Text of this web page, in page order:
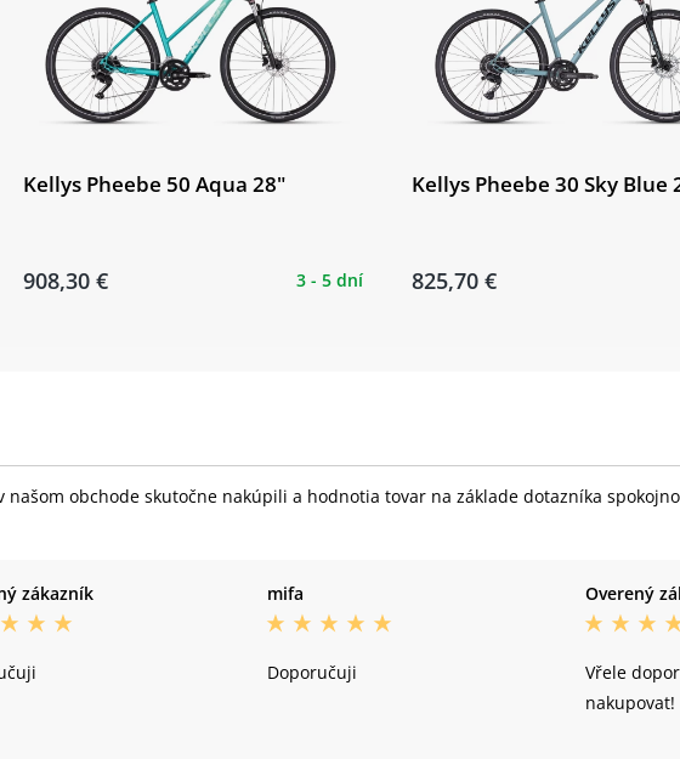
Kellys Pheebe 50 Aqua 28"
908,30 € 3 - 5 dní
Kellys Pheebe 30 Sky Blue
825,70 €
obchode skutočne nakúpili a hodnotia tovar na základe dotazníka
zákazník mifa
Doporučuji
Overený
Vřele
nakupovat!